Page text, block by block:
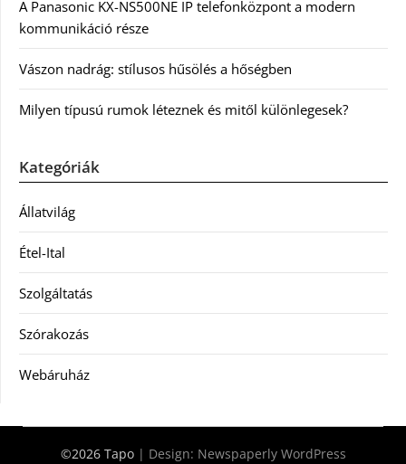
A Panasonic KX-NS500NE IP telefonközpont a modern
kommunikáció része
Vászon nadrág: stílusos hűsölés a hőségben
Milyen típusú rumok léteznek és mitől különlegesek?
Kategóriák
Állatvilág
Étel-Ital
Szolgáltatás
Szórakozás
Webáruház
©2026 Tapo | Design: Newspaperly WordPress